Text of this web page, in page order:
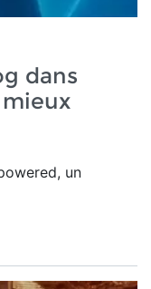
dans
un